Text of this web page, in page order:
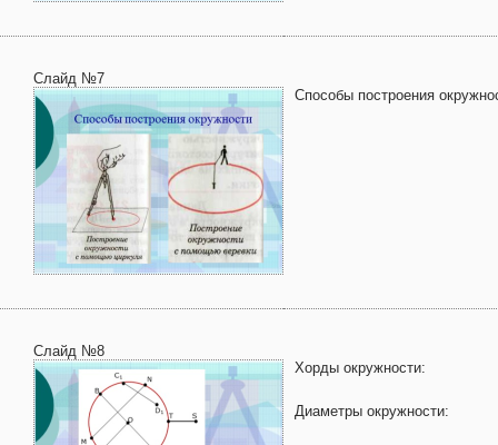
Слайд №7
Способы построения
Слайд №8
Хорды окружности:
Диаметры окружности: